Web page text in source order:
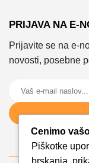
PRIJAVA NA E-
Prijavite se na e-
novosti, posebne
Cenimo
Piškotke
brskanja,